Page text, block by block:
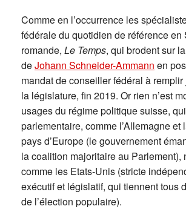
Comme en l’occurrence les
fédérale du quotidien de référence en
romande, Le Temps, qui brodent sur
deJohann Schneider-Ammann en
mandat de conseiller fédéral à remplir
la législature, fin 2019. Or rien n’est
usages du régime politique suisse, qui
parlementaire, comme l’Allemagne et
pays d’Europe (le gouvernement
la coalition majoritaire au Parlement),
comme les Etats-Unis (stricte
exécutif et législatif, qui tiennent tous
de l’élection populaire).